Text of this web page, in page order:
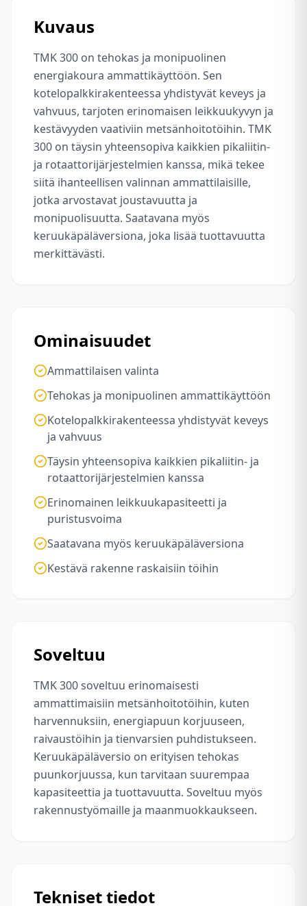
Kuvaus
TMK 300 on tehokas ja monipuolinen
energiakoura ammattikäyttöön. Sen
kotelopalkkirakenteessa yhdistyvät keveys ja
vahvuus, tarjoten erinomaisen leikkuukyvyn ja
kestävyyden vaativiin metsänhoitotöihin. TMK
300 on täysin yhteensopiva kaikkien pikaliitin-
ja rotaattorijärjestelmien kanssa, mikä tekee
siitä ihanteellisen valinnan ammattilaisille,
jotka arvostavat joustavuutta ja
monipuolisuutta. Saatavana myös
keruukäpäläversiona, joka lisää tuottavuutta
merkittävästi.
Ominaisuudet
Ammattilaisen valinta
Tehokas ja monipuolinen ammattikäyttöön
Kotelopalkkirakenteessa yhdistyvät keveys
ja vahvuus
Täysin yhteensopiva kaikkien pikaliitin- ja
rotaattorijärjestelmien kanssa
Erinomainen leikkuukapasiteetti ja
puristusvoima
Saatavana myös keruukäpäläversiona
Kestävä rakenne raskaisiin töihin
Soveltuu
TMK 300 soveltuu erinomaisesti
ammattimaisiin metsänhoitotöihin, kuten
harvennuksiin, energiapuun korjuuseen,
raivaustöihin ja tienvarsien puhdistukseen.
Keruukäpäläversio on erityisen tehokas
puunkorjuussa, kun tarvitaan suurempaa
kapasiteettia ja tuottavuutta. Soveltuu myös
rakennustyömaille ja maanmuokkaukseen.
Tekniset tiedot